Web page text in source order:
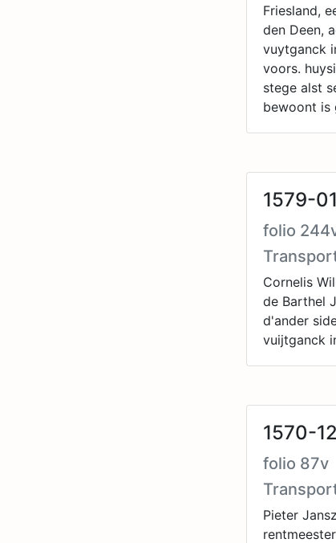
Friesland,
den Deen,
vuytganck
voors.
stege alst
bewoont is
1579-
folio
Cornelis
de Barthel
d'ander
vuijtganck
1570-
folio 87v
Pieter